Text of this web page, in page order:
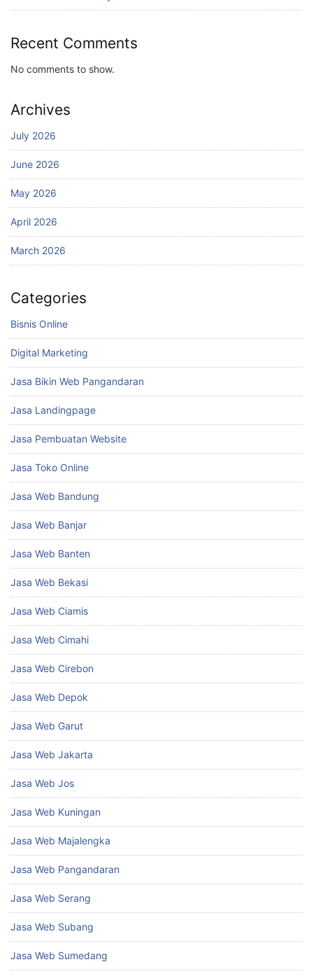
Recent Comments
No comments to show.
Archives
July 2026
June 2026
May 2026
April 2026
March 2026
Categories
Bisnis Online
Digital Marketing
Jasa Bikin Web Pangandaran
Jasa Landingpage
Jasa Pembuatan Website
Jasa Toko Online
Jasa Web Bandung
Jasa Web Banjar
Jasa Web Banten
Jasa Web Bekasi
Jasa Web Ciamis
Jasa Web Cimahi
Jasa Web Cirebon
Jasa Web Depok
Jasa Web Garut
Jasa Web Jakarta
Jasa Web Jos
Jasa Web Kuningan
Jasa Web Majalengka
Jasa Web Pangandaran
Jasa Web Serang
Jasa Web Subang
Jasa Web Sumedang